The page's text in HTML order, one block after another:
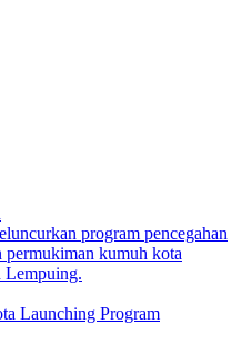
Launching Program